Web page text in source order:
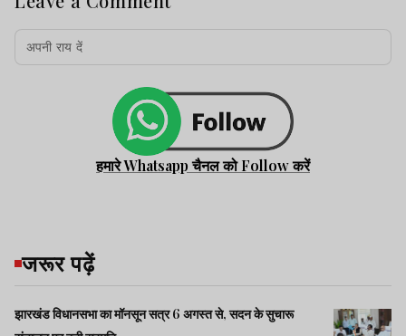
हमारे Whatsapp चैनल को Follow करें
जरूर पढ़ें
झारखंड विधानसभा का मॉनसून सत्र 6 अगस्त से, सदन के सुचारू